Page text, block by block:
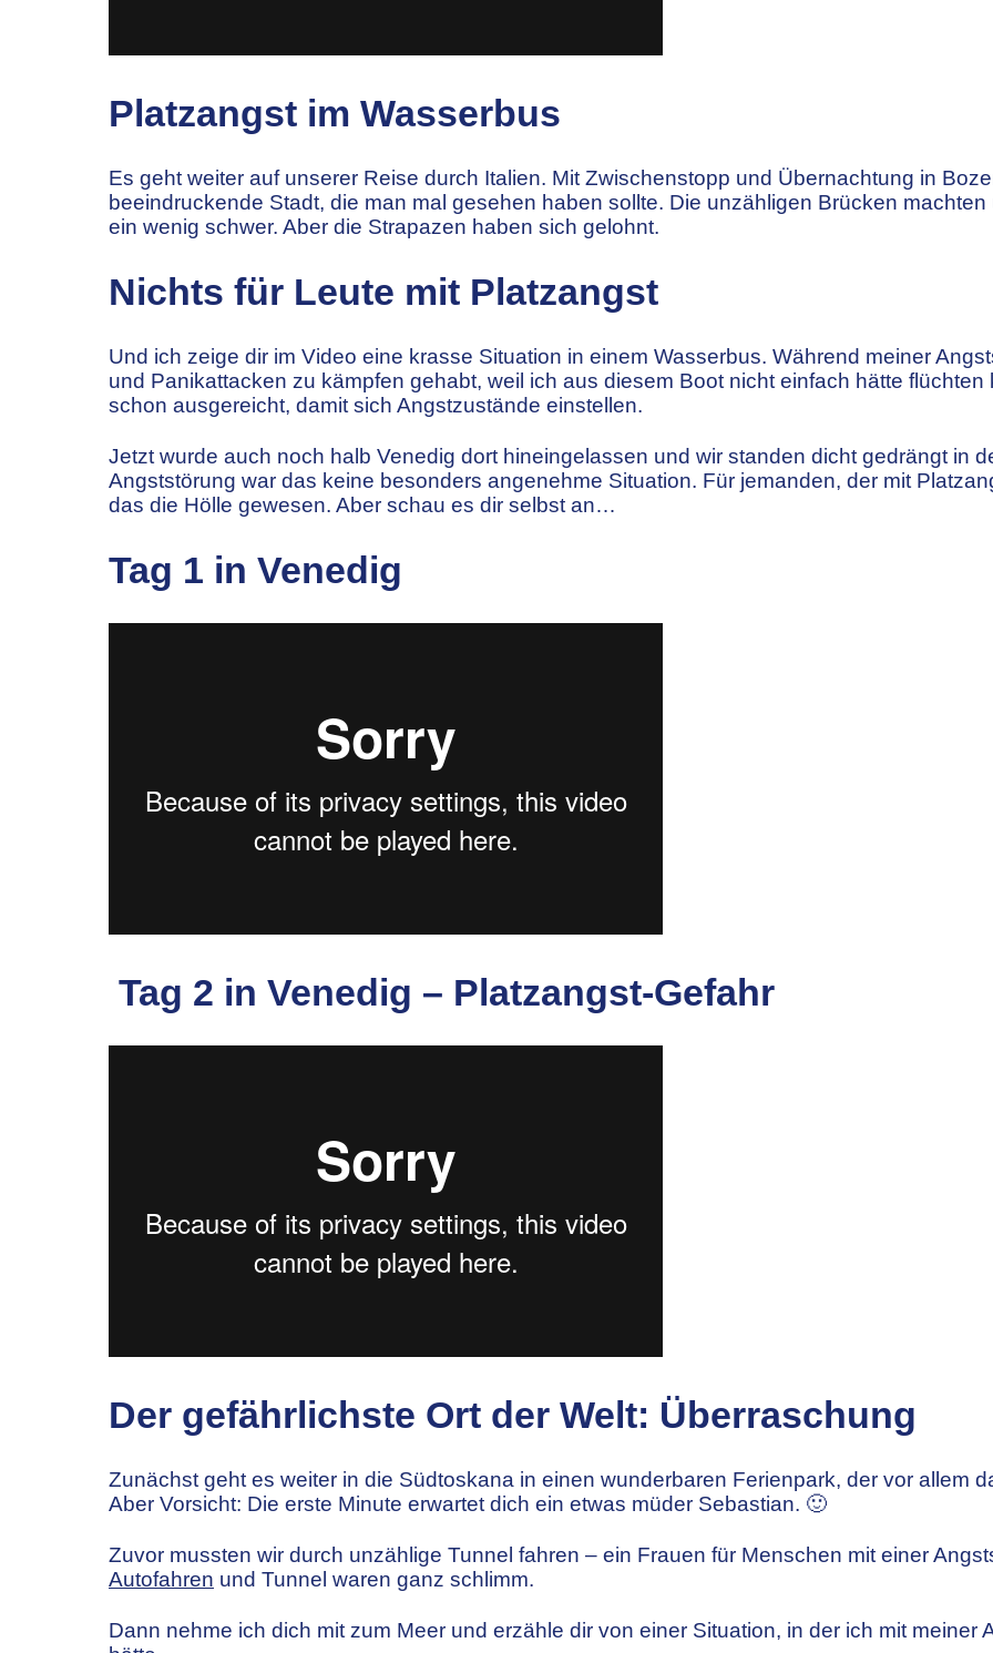
Platzangst im Wasserbus
Es geht weiter auf unserer Reise durch Italien. Mit Zwischenstopp und Übernachtung in
beeindruckende Stadt, die man mal gesehen haben sollte. Die unzähligen Brücken
ein wenig schwer. Aber die Strapazen haben sich gelohnt.
Nichts für Leute mit Platzangst
Und ich zeige dir im Video eine krasse Situation in einem Wasserbus. Während meiner
und Panikattacken zu kämpfen gehabt, weil ich aus diesem Boot nicht einfach hätte
schon ausgereicht, damit sich Angstzustände einstellen.
Jetzt wurde auch noch halb Venedig dort hineingelassen und wir standen dicht gedrängt in
Angststörung war das keine besonders angenehme Situation. Für jemanden, der mit
das die Hölle gewesen. Aber schau es dir selbst an…
Tag 1 in Venedig
Tag 2 in Venedig – Platzangst-Gefahr
Der gefährlichste Ort der Welt: Überraschung
Zunächst geht es weiter in die Südtoskana in einen wunderbaren Ferienpark, der vor allem
Aber Vorsicht: Die erste Minute erwartet dich ein etwas müder Sebastian. 🙂
Zuvor mussten wir durch unzählige Tunnel fahren – ein Frauen für Menschen mit einer
Autofahren und Tunnel waren ganz schlimm.
Dann nehme ich dich mit zum Meer und erzähle dir von einer Situation, in der ich mit